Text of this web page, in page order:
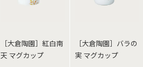
［大倉陶園］紅白南
天 マグカップ
［大倉陶園］バラの
実 マグカップ